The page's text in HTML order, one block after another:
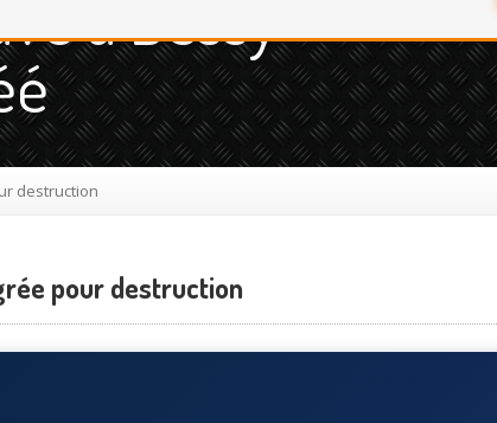
à Bessy
destruction
pour destruction